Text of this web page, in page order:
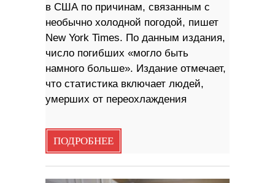
в США по причинам, связанным с
необычно холодной погодой, пишет
New York Times. По данным издания,
число погибших «могло быть
намного больше». Издание отмечает,
что статистика включает людей,
умерших от переохлаждения
ПОДРОБНЕЕ